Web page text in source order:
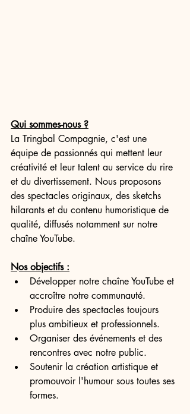
Qui sommes-nous ?
La Tringbal Compagnie, c'est une
équipe de passionnés qui mettent leur
créativité et leur talent au service du rire
et du divertissement. Nous proposons
des spectacles originaux, des sketchs
hilarants et du contenu humoristique de
qualité, diffusés notamment sur notre
chaîne YouTube.
Nos objectifs :
Développer notre chaîne YouTube et
accroître notre communauté.
Produire des spectacles toujours
plus ambitieux et professionnels.
Organiser des événements et des
rencontres avec notre public.
Soutenir la création artistique et
promouvoir l'humour sous toutes ses
formes.